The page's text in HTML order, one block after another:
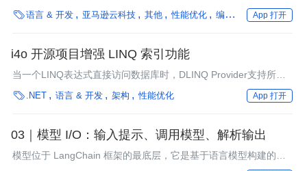
户提供了一个完全托管的键值和文档数据库，可以轻松地从每月几
个请求扩展到每秒数百万个请求。
语言 & 开发 亚马逊云科技 其他 性能优化 编程语言 App 打开
i4o 开源项目增强 LINQ 索引功能
当一个LINQ表达式直接访问数据库时，DLINQ Provider支持所有
数据库索引。但是LINQ不仅会访问数据库，它还可能访问XML或
者更简单的对象集合等。对于稍大些的查询，索引的缺失可能成为
 .NET 语言 & 开发 架构 性能优化 App 打开
03｜模型 I/O：输入提示、调用模型、解析输出
模型位于 LangChain 框架的最底层，它是基于语言模型构建的应